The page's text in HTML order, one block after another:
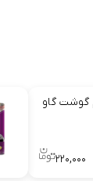
گوشت گاو
۲۲۰,۰۰۰